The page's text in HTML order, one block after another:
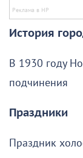
История
В 1930 году
подчинения
Праздники
Праздник